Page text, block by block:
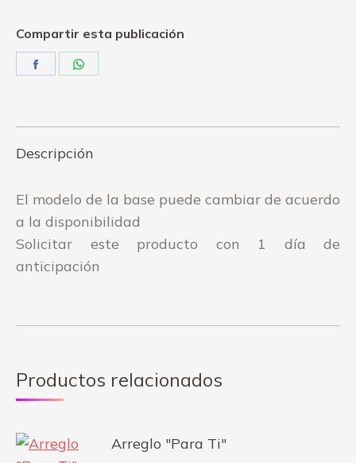
Compartir esta publicación
Share
Descripción
El modelo de la base puede cambiar de acuerdo
a la disponibilidad
Solicitar este producto con 1 día de
anticipación
Productos relacionados
Arreglo "Para Ti"